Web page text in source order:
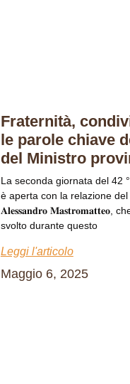
Fraternità,
le parole chiave
del Ministro
La seconda giornata del 42
è aperta con la relazione del
𝐀𝐥𝐞𝐬𝐬𝐚𝐧𝐝𝐫𝐨 𝐌𝐚𝐬𝐭𝐫𝐨𝐦𝐚𝐭𝐭𝐞𝐨,
svolto durante questo
Leggi l'articolo
Maggio 6, 2025